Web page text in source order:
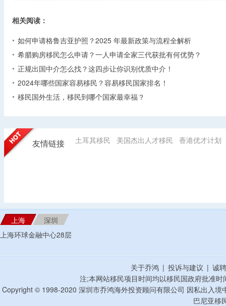
相关阅读：
如何申请格鲁吉亚护照？2025 年最新政策与流程全解析​
希腊购房移民怎么申请？一人申请全家三代获批有何优势？​
正规出国中介怎么找？这四步让你识别优质中介！
2024年哪些国家容易移民？容易移民国家排名！
移民国外生活，移民到哪个国家最幸福？
友情链接 土耳其移民 美国杰出人才移民 香港优才计划
上海
深圳
上海环球金融中心28层
关于乔鸿 | 投诉与建议 | 诚
注;本网站移民项目时间均以移民国政府批准
Copyright © 1998-2020 深圳市乔鸿海外投资顾问有限公司 因私出入
巴尼亚移